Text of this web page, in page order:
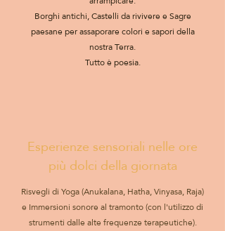
Borghi antichi, Castelli da rivivere e Sagre
paesane per assaporare colori e sapori della
nostra Terra.
Tutto è poesia.
Esperienze sensoriali nelle ore
più dolci della giornata
Risvegli di Yoga (Anukalana, Hatha, Vinyasa, Raja)
e Immersioni sonore al tramonto (con l'utilizzo di
strumenti dalle alte frequenze terapeutiche).